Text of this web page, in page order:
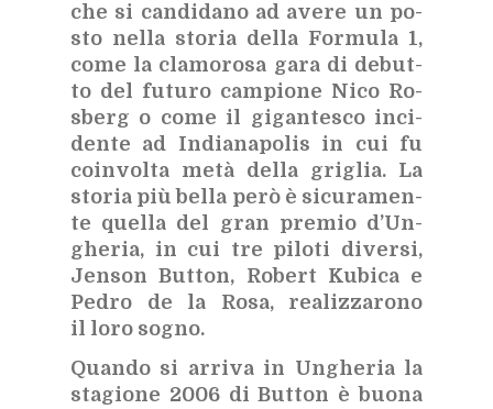
che si can­di­da­no ad ave­re un po­
sto nel­la sto­ria del­la For­mu­la 1,
come la cla­mo­ro­sa gara di de­but­
to del fu­tu­ro cam­pio­ne Nico Ro­
sberg o come il gi­gan­te­sco in­ci­
den­te ad In­dia­na­po­lis in cui fu
coin­vol­ta metà del­la gri­glia. La
sto­ria più bel­la però è si­cu­ra­men­
te quel­la del gran pre­mio d’Un­
ghe­ria, in cui tre pi­lo­ti di­ver­si,
Jen­son But­ton, Ro­bert Ku­bi­ca e
Pe­dro de la Rosa, rea­liz­za­ro­no
il loro so­gno.
Quan­do si ar­ri­va in Un­ghe­ria la
sta­gio­ne 2006 di But­ton è buo­na